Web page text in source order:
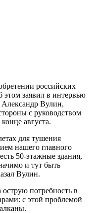
российских
этом заявил в интервью
Вулин,
с руководством
августа.
для тушения
нашего главного
50-этажные здания,
и тут быть
Вулин.
потребность в
с этой проблемой